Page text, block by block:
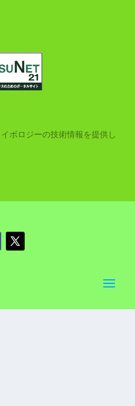
ボロジーの技術情報を提供し